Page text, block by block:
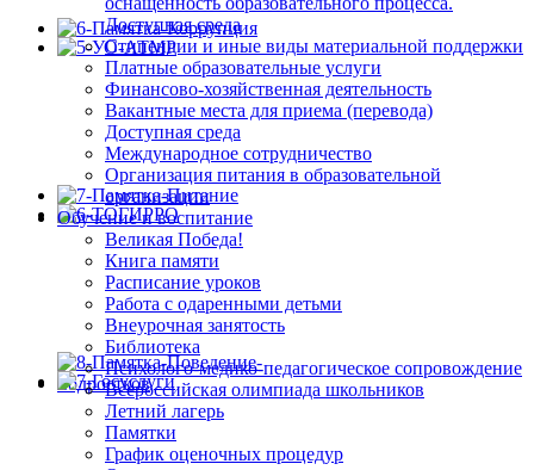
Доступная среда
Стипендии и иные виды материальной поддержки
Платные образовательные услуги
Финансово-хозяйственная деятельность
Вакантные места для приема (перевода)
Доступная среда
Международное сотрудничество
Организация питания в образовательной
организации
Обучение и воспитание
Великая Победа!
Книга памяти
Расписание уроков
Работа с одаренными детьми
Внеурочная занятость
Библиотека
Психолого-медико-педагогическое сопровождение
Всероссийская олимпиада школьников
Летний лагерь
Памятки
График оценочных процедур